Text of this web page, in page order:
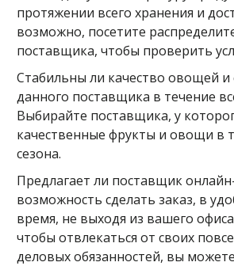
протяжении всего хранения и
возможно, посетите
поставщика, чтобы проверить
Стабильны ли качество овощей и
данного поставщика в течение
Выбирайте поставщика, у
качественные фрукты и овощи в
сезона.
Предлагает ли поставщик
возможность сделать заказ, в
время, не выходя из вашего
чтобы отвлекаться от своих
деловых обязанностей, вы